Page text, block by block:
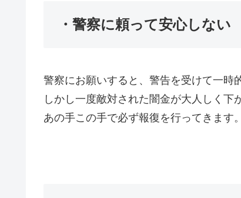
・警察に頼って安心しない
警察にお願いすると、警告を受けて一時
しかし一度敵対された闇金が大人しく下
あの手この手で必ず報復を行ってきます。